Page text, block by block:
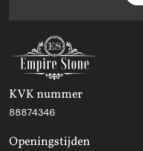
KVK nummer
88874346
Openingstijden